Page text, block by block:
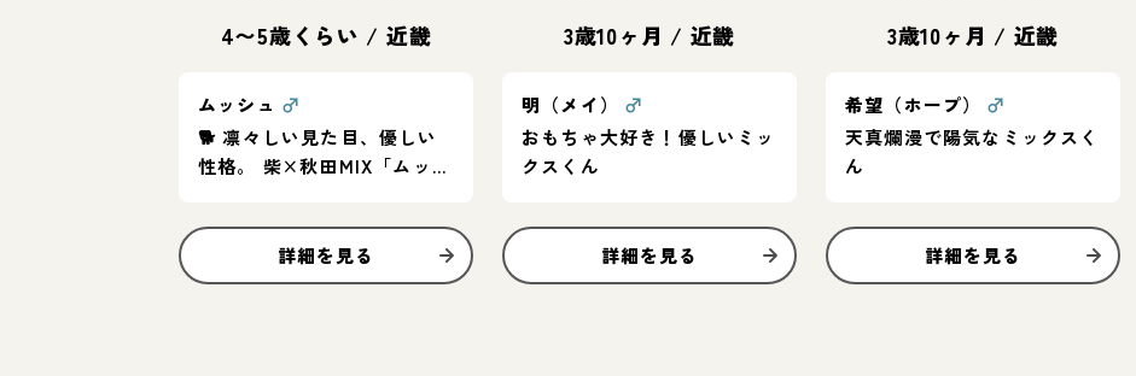
4〜5歳くらい / 近畿
ムッシュ ♂
🐕 凛々しい見た目、優しい
性格。 柴×秋田MIX「ムッシ
詳細を見る
3歳10ヶ月 / 近畿
明（メイ）
♂
おもちゃ大好き！優しいミッ
クスくん
詳細を見る
3歳10ヶ月 / 近畿
希望（ホープ）
♂
天真爛漫で陽気なミックスく
ん
詳細を見る